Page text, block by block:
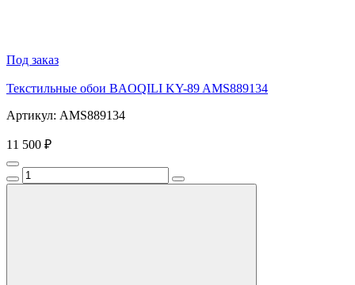
Под заказ
Текстильные обои BAOQILI KY-89 AMS889134
Артикул: AMS889134
11 500 ₽